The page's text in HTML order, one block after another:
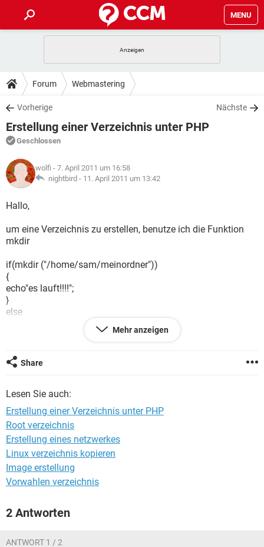
MENU
ANDROID
WINDOWS 10
WHATSAPP TIKTOK
FACEBOOK
TIPPS & TRICKS
SPIELE
WINDOWS 10
WHATSAPP
FACEBOOK HARDWARE
DOWNLOADS
SPIELE STREAMING
ANDROID
WINDOWS 10
WHATSAPP
FACEBOOK
FORUM
SPIELE
ANDROID IOS
FACEBOOK
LEXIKON
SPIELE
ANDROID
WINDOWS 10 INSTAGRAM
FACEBOOK HARDWARE
Forum Webmastering
Vorherige Nächste
Erstellung einer Verzeichnis unter PHP
Geschlossen
wolfi - 7. April 2011 um 16:58
nightbird - 11. April 2011 um 13:42
Hallo,
um eine Verzeichnis zu erstellen, benutze ich die Funktion
mkdir
if(mkdir ("/home/sam/meinordner"))
{
echo"es lauft!!!!";
}
else
Ich glaube es liegt an den Server , und die Rechte...aber ich
weiß nicht wie ich das abhebe.
habt ihr Tipps ???
Mehr anzeigen
Share
Lesen Sie auch:
Erstellung einer Verzeichnis unter PHP
Root verzeichnis
Erstellung eines netzwerkes
Linux verzeichnis kopieren
Image erstellung
Vorwahlen verzeichnis
2 Antworten
ANTWORT 1 / 2